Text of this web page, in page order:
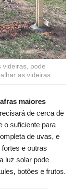
videiras, pode
as videiras.
maiores
de cerca de
o suficiente para
de uvas, e
e outras
luz solar pode
botões e frutos.